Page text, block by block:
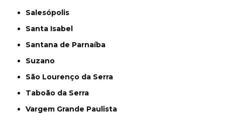
Salesópolis
Santa Isabel
Santana de Parnaíba
Suzano
São Lourenço da Serra
Taboão da Serra
Vargem Grande Paulista